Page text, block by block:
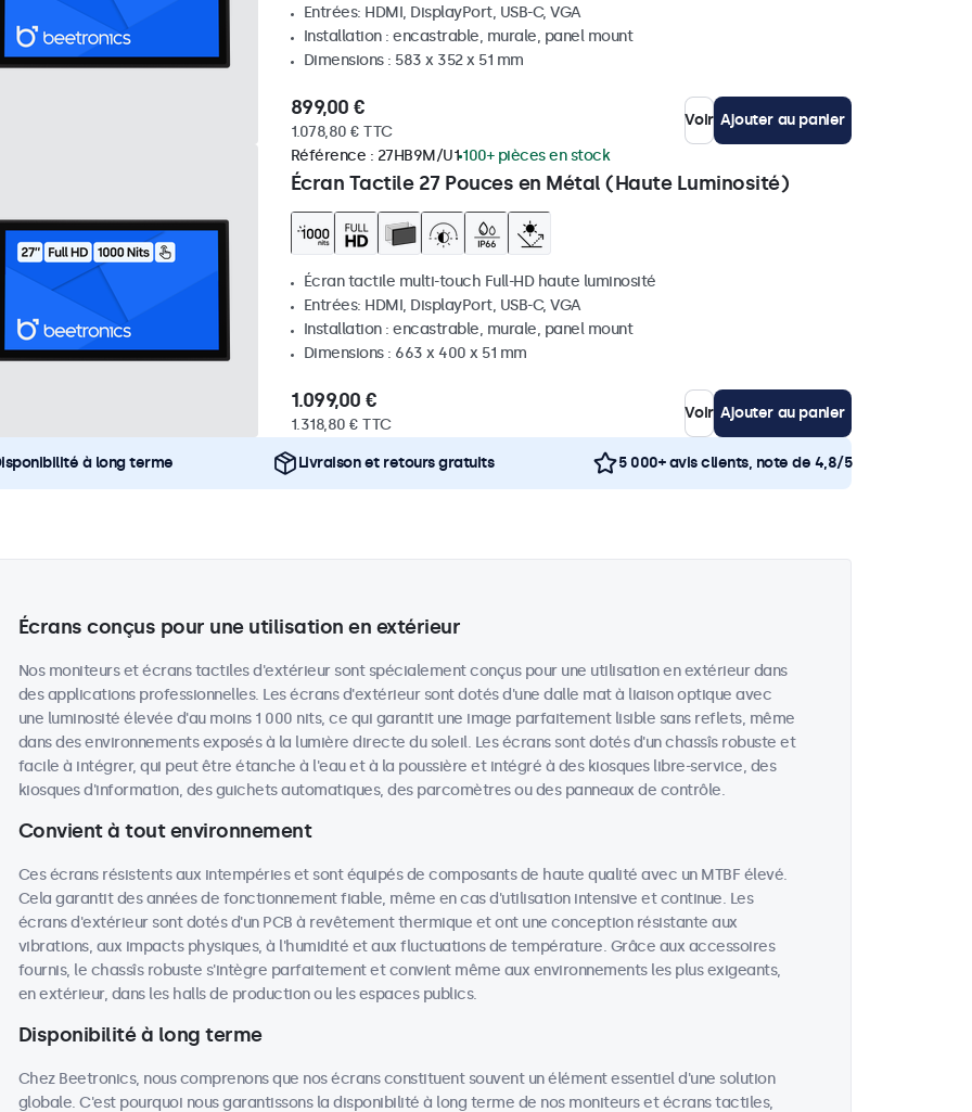
Entrées: HDMI, DisplayPort, USB-C, VGA
Installation : encastrable, murale, panel mount
Dimensions : 583 x 352 x 51 mm
899,00 €
1.078,80 € TTC
Voir Ajouter au panier
Écran Tactile 27 Pouces en Métal (Haute Luminosité)
Référence : 27HB9M/U1 100+ pièces en stock
Écran tactile multi-touch Full-HD haute luminosité
Entrées: HDMI, DisplayPort, USB-C, VGA
Installation : encastrable, murale, panel mount
Dimensions : 663 x 400 x 51 mm
1.099,00 €
1.318,80 € TTC
Voir Ajouter au panier
à long terme Livraison et retours gratuits 5 000+ avis clients, note de 4,8/5
Écrans conçus pour une utilisation en extérieur
Nos moniteurs et écrans tactiles d'extérieur sont spécialement conçus pour une utilisation en extérieur dans
des applications professionnelles. Les écrans d'extérieur sont dotés d'une dalle mat à liaison optique avec
une luminosité élevée d'au moins 1 000 nits, ce qui garantit une image parfaitement lisible sans reflets, même
dans des environnements exposés à la lumière directe du soleil. Les écrans sont dotés d'un chassîs robuste et
facile à intégrer, qui peut être étanche à l'eau et à la poussière et intégré à des kiosques libre-service, des
kiosques d'information, des guichets automatiques, des parcomètres ou des panneaux de contrôle.
Convient à tout environnement
Ces écrans résistents aux intempéries et sont équipés de composants de haute qualité avec un MTBF élevé.
Cela garantit des années de fonctionnement fiable, même en cas d'utilisation intensive et continue. Les
écrans d'extérieur sont dotés d'un PCB à revêtement thermique et ont une conception résistante aux
vibrations, aux impacts physiques, à l'humidité et aux fluctuations de température. Grâce aux accessoires
fournis, le chassîs robuste s'intègre parfaitement et convient même aux environnements les plus exigeants,
en extérieur, dans les halls de production ou les espaces publics.
Disponibilité à long terme
Chez Beetronics, nous comprenons que nos écrans constituent souvent un élément essentiel d'une solution
globale. C'est pourquoi nous garantissons la disponibilité à long terme de nos moniteurs et écrans tactiles,